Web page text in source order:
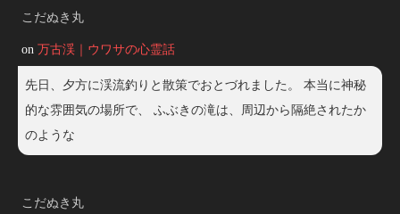
こだぬき丸
on 万古渓｜ウワサの心霊話
先日、夕方に渓流釣りと散策でおとづれました。 本当に神秘
的な雰囲気の場所で、 ふぶきの滝は、周辺から隔絶されたか
のような
こだぬき丸